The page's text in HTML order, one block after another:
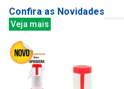
Confira as Novidades
Veja mais